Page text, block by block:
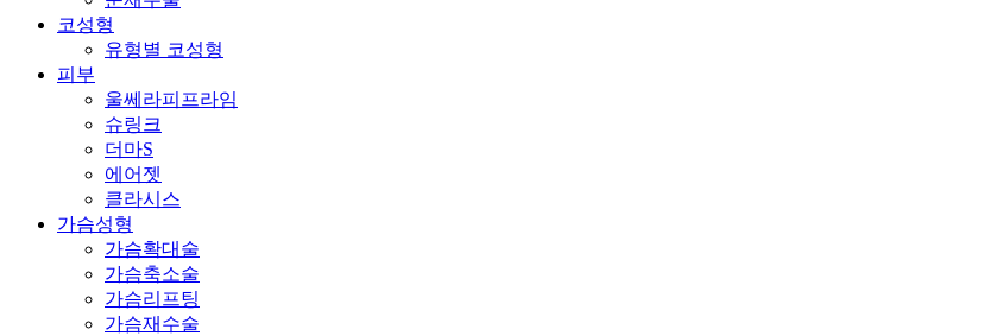
코성형
유형별 코성형
피부
울쎄라피프라임
슈링크
더마S
에어젯
클라시스
가슴성형
가슴확대술
가슴축소술
가슴리프팅
가슴재수술